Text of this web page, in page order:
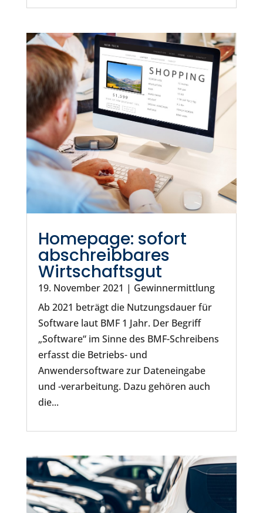
Homepage: sofort
abschreibbares
Wirtschaftsgut
19. November 2021 | Gewinnermittlung
Ab 2021 beträgt die Nutzungsdauer für
Software laut BMF 1 Jahr. Der Begriff
„Software“ im Sinne des BMF-Schreibens
erfasst die Betriebs- und
Anwendersoftware zur Dateneingabe
und -verarbeitung. Dazu gehören auch
die...